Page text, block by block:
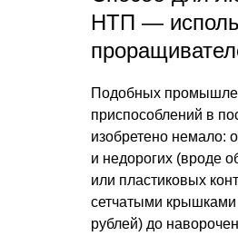
НТП —
Подобных
приспособлений в
изобретено немало:
и недорогих (вроде
или пластиковых
сетчатыми крышками
рублей) до